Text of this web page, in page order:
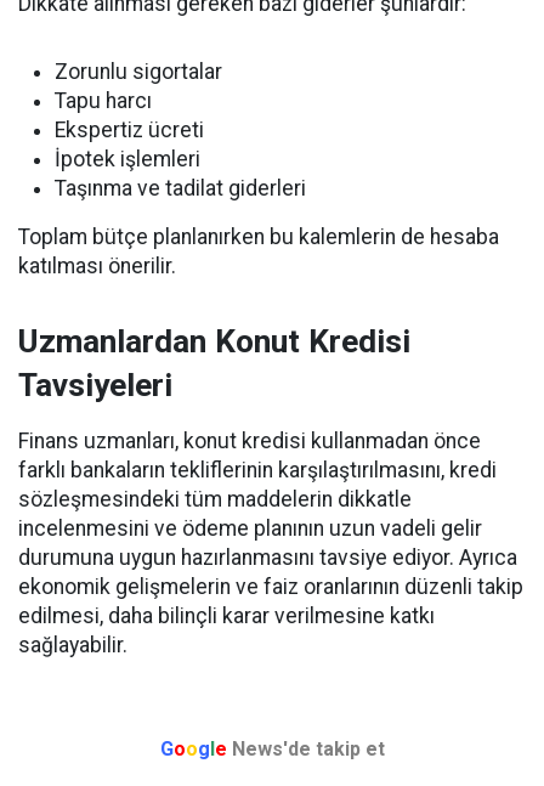
Zorunlu sigortalar
Tapu harcı
Ekspertiz ücreti
İpotek işlemleri
Taşınma ve tadilat giderleri
Toplam bütçe planlanırken bu kalemlerin de hesaba
katılması önerilir.
Uzmanlardan Konut Kredisi
Tavsiyeleri
Finans uzmanları, konut kredisi kullanmadan önce
farklı bankaların tekliflerinin karşılaştırılmasını, kredi
sözleşmesindeki tüm maddelerin dikkatle
incelenmesini ve ödeme planının uzun vadeli gelir
durumuna uygun hazırlanmasını tavsiye ediyor. Ayrıca
ekonomik gelişmelerin ve faiz oranlarının düzenli takip
edilmesi, daha bilinçli karar verilmesine katkı
sağlayabilir.
Google News'de takip et